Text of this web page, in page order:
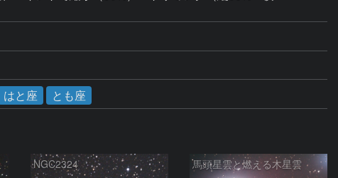
はと座 とも座
NGC2324 馬頭星雲と燃える木星雲